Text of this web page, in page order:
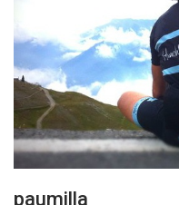
paumilla